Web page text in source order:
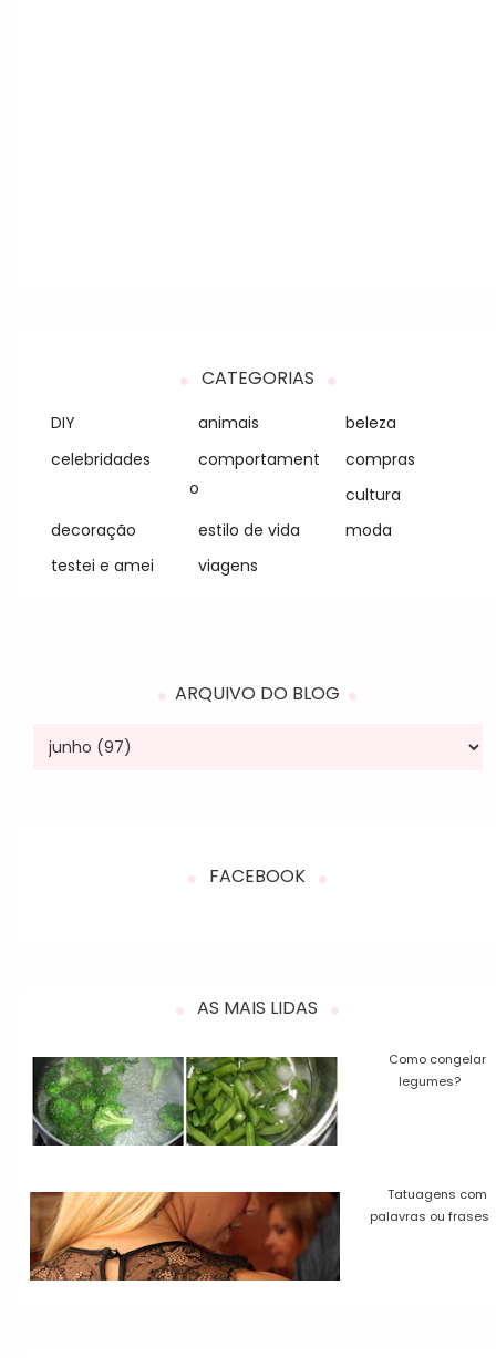
CATEGORIAS
DIY animais
beleza
celebridades
comportament
o
compras
cultura
decoração
estilo de vida
moda
testei e amei
viagens
ARQUIVO DO BLOG
FACEBOOK
AS MAIS LIDAS
Como congelar
legumes?
Tatuagens com
palavras ou frases